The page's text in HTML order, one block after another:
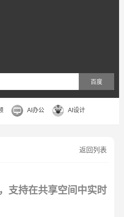
百度
AI办公 AI设计
返回列表
支持在共享空间中实时